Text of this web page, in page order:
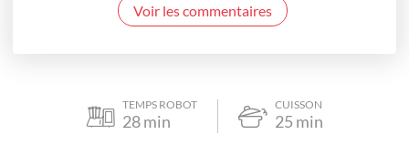
Voir les commentaires
TEMPS ROBOT
28min
CUISSON
25 min